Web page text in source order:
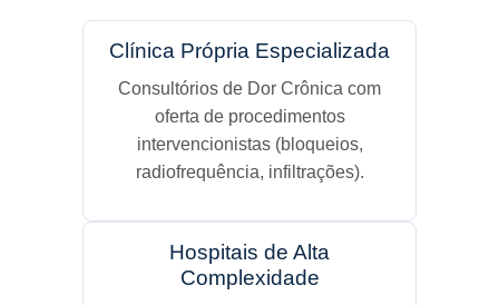
Clínica Própria Especializada
Consultórios de Dor Crônica com
oferta de procedimentos
intervencionistas (bloqueios,
radiofrequência, infiltrações).
Hospitais de Alta
Complexidade